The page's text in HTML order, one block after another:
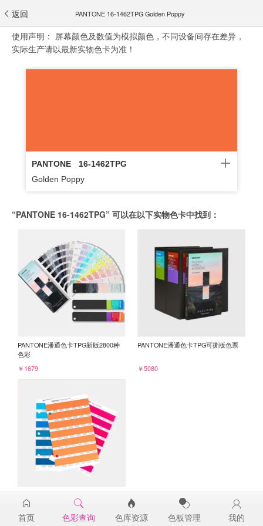
返回 PANTONE 16-1462TPG Golden Poppy
使用声明： 屏幕颜色及数值为模拟颜色，不同设备间存在差异，
实际生产请以最新实物色卡为准！
PANTONE
16-1462TPG
Golden Poppy
“PANTONE 16-1462TPG” 可以在以下实物色卡中找到：
PANTONE潘通色卡TPG新版2800种
色彩
￥1679
PANTONE潘通色卡TPG可撕版色票
￥5080
16-1462TPG
￥98
首页 色彩查询 色库资源 色板管理 我的